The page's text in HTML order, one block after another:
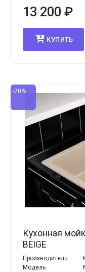
13 200 ₽
КУПИТЬ
-20%
Кухонная
BEIGE
Производитель
Модель